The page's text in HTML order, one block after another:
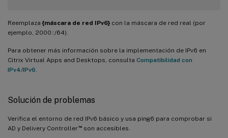
Reemplaza{máscara de red IPv6} con la máscara de red real (por
ejemplo, 2000::/64).
Para obtener más información sobre la implementación de IPv6 en
Citrix Virtual Apps and Desktops, consulta Compatibilidad con
IPv4/IPv6
Solución de problemas
Verifica el entorno de red IPv6 básico y usa ping6 para comprobar si
AD y Delivery Controller™son accesibles.